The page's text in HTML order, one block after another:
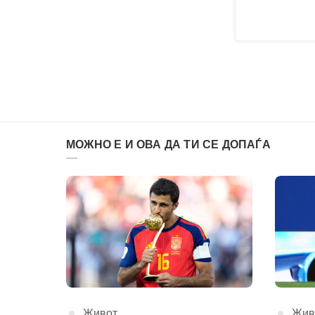
МОЖНО Е И ОВА ДА ТИ СЕ ДОПАЃА